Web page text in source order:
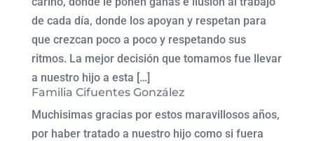
de cada día, donde los apoyan y respetan para
que crezcan poco a poco y respetando sus
ritmos. La mejor decisión que tomamos fue llevar
a nuestro hijo a esta […]
Familia Cifuentes González
Muchisimas gracias por estos maravillosos años,
por haber tratado a nuestro hijo como si fuera